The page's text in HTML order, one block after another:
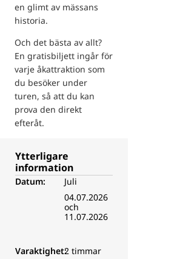
en glimt av mässans
historia.
Och det bästa av allt?
En gratisbiljett ingår för
varje åkattraktion som
du besöker under
turen, så att du kan
prova den direkt
efteråt.
Ytterligare
information
Datum:
Juli
04.07.2026
och
11.07.2026
Varaktighet:2 timmar